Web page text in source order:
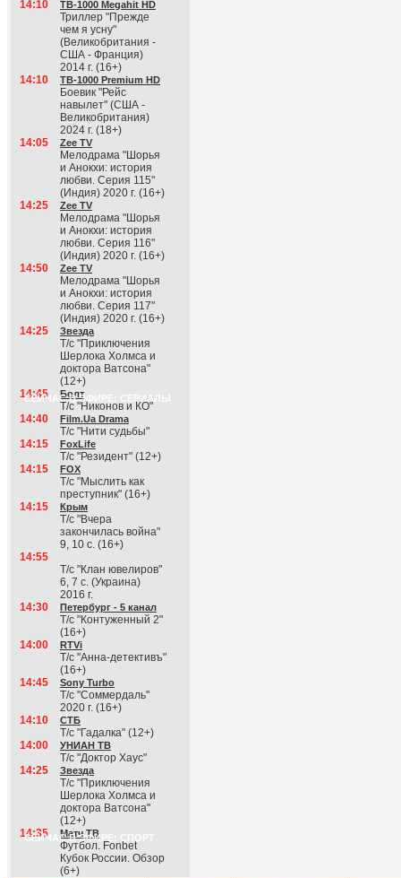
14:10
ТВ-1000 Megahit HD
Триллер "Прежде
чем я усну"
(Великобритания -
США - Франция)
2014 г. (16+)
14:10
ТВ-1000 Premium HD
Боевик "Рейс
навылет" (США -
Великобритания)
2024 г. (18+)
14:05
Zee TV
Мелодрама "Шорья
и Анокхи: история
любви. Серия 115"
(Индия) 2020 г. (16+)
14:25
Zee TV
Мелодрама "Шорья
и Анокхи: история
любви. Серия 116"
(Индия) 2020 г. (16+)
14:50
Zee TV
Мелодрама "Шорья
и Анокхи: история
любви. Серия 117"
(Индия) 2020 г. (16+)
14:25
Звезда
Т/с "Приключения
Шерлока Холмса и
доктора Ватсона"
(12+)
СЕЙЧАС В ЭФИРЕ: СЕРИАЛЫ
14:45 Болт
Т/с "Никонов и КО"
14:40
Film.Ua Drama
Т/с "Нити судьбы"
14:15
FoxLife
Т/с "Резидент" (12+)
14:15
FOX
Т/с "Мыслить как
преступник" (16+)
14:15
Крым
Т/с "Вчера
закончилась война"
9, 10 с. (16+)
14:55
Т/с "Клан ювелиров"
6, 7 с. (Украина)
2016 г.
14:30
Петербург - 5 канал
Т/с "Контуженный 2"
(16+)
14:00
RTVi
Т/с "Анна-детективъ"
(16+)
14:45
Sony Turbo
Т/с "Соммердаль"
2020 г. (16+)
14:10
СТБ
Т/с "Гадалка" (12+)
14:00
УНИАН ТВ
Т/с "Доктор Хаус"
14:25
Звезда
Т/с "Приключения
Шерлока Холмса и
доктора Ватсона"
(12+)
СЕЙЧАС В ЭФИРЕ: СПОРТ
14:35 Матч ТВ
Футбол. Fonbet
Кубок России. Обзор
(6+)